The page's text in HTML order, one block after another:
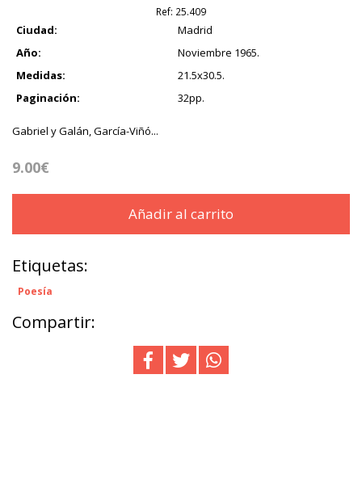
Ref: 25.409
Ciudad:
Madrid
Año:
Noviembre 1965.
Medidas:
21.5x30.5.
Paginación:
32pp.
Gabriel y Galán, García-Viñó...
9.00€
Añadir al carrito
Etiquetas:
Poesía
Compartir: